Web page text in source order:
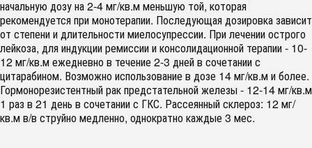
начальную дозу на 2-4 мг/кв.м меньшую той, которая
рекомендуется при монотерапии. Последующая дозировка зависит
от степени и длительности миелосупрессии. При лечении острого
лейкоза, для индукции ремиссии и консолидационной терапии - 10-
12 мг/кв.м ежедневно в течение 2-3 дней в сочетании с
цитарабином. Возможно использование в дозе 14 мг/кв.м и более.
Гормонорезистентный рак предстательной железы - 12-14 мг/кв.м
1 раз в 21 день в сочетании с ГКС. Рассеянный склероз: 12 мг/
кв.м в/в струйно медленно, однократно каждые 3 мес.